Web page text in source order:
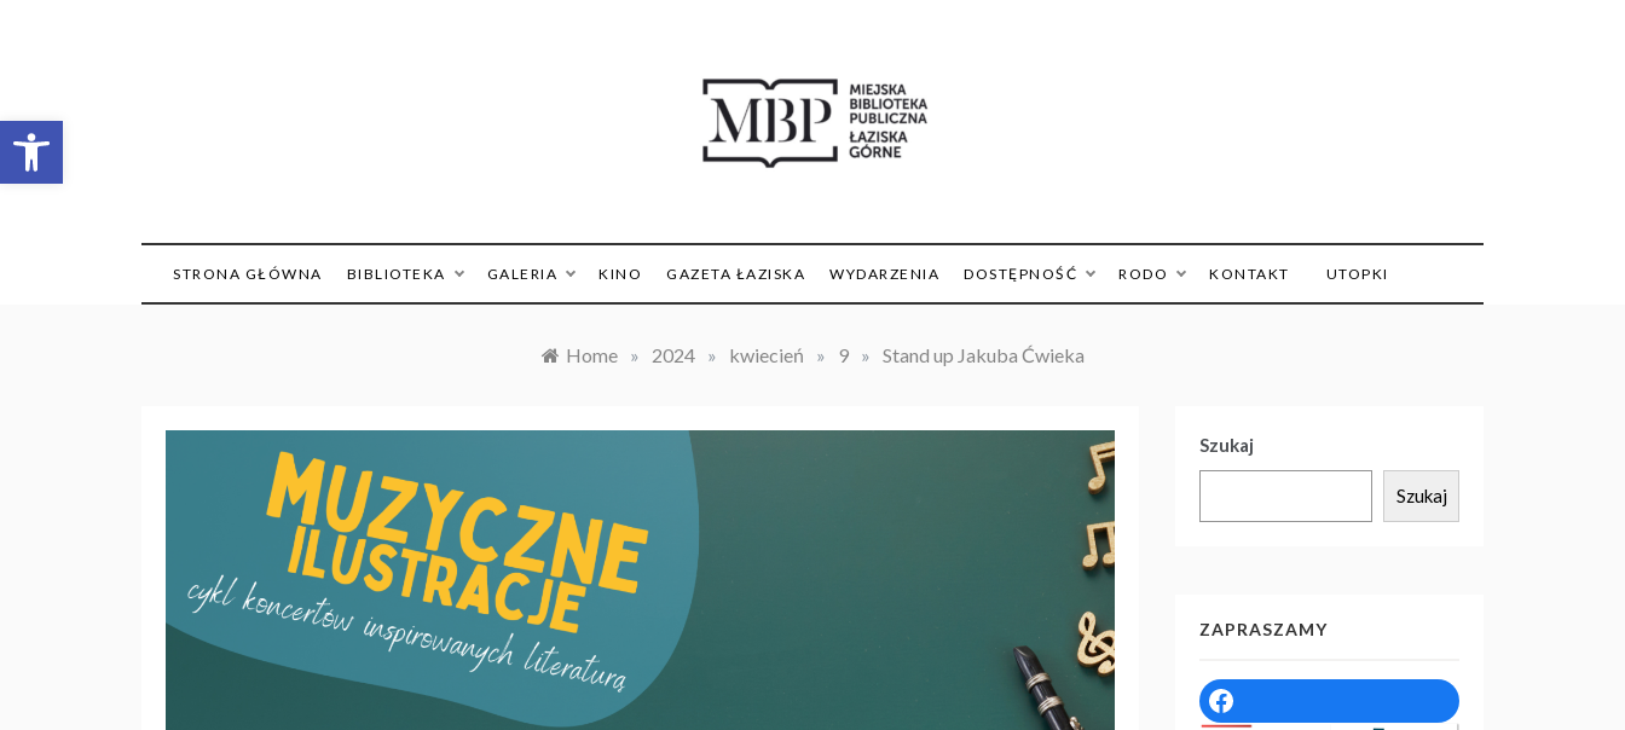
Otwórz pasek narzędzi
Łaziskach Górnych
STRONA GŁÓWNA BIBLIOTEKA GALERIA KINO GAZETA ŁAZISKA WYDARZENIA DOSTĘPNOŚĆ RODO KONTAKT UTOPKI
Home » 2024 » kwiecień » 9 » Stand up Jakuba Ćwieka
Szukaj
Szukaj
ZAPRASZAMY